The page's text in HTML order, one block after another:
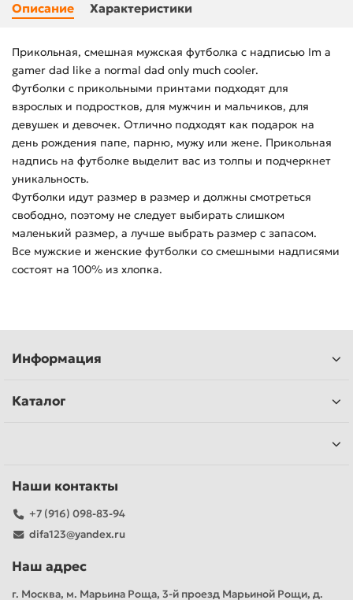
Описание Характеристики
Прикольная, смешная мужская футболка с надписью Im a
gamer dad like a normal dad only much cooler.
Футболки с прикольными принтами подходят для
взрослых и подростков, для мужчин и мальчиков, для
девушек и девочек. Отлично подходят как подарок на
день рождения папе, парню, мужу или жене. Прикольная
надпись на футболке выделит вас из толпы и подчеркнет
уникальность.
Футболки идут размер в размер и должны смотреться
свободно, поэтому не следует выбирать слишком
маленький размер, а лучше выбрать размер с запасом.
Все мужские и женские футболки со смешными надписями
состоят на 100% из хлопка.
Информация
Каталог
Наши контакты
+7 (916) 098-83-94
difa123@yandex.ru
Наш адрес
г. Москва, м. Марьина Роща, 3-й проезд Марьиной Рощи, д.